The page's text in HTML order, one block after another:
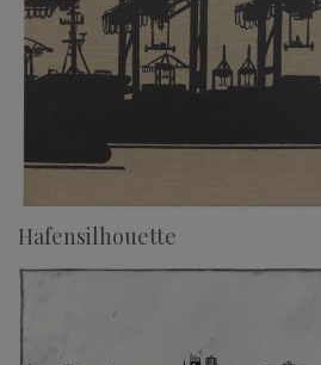
Hafensilhouette